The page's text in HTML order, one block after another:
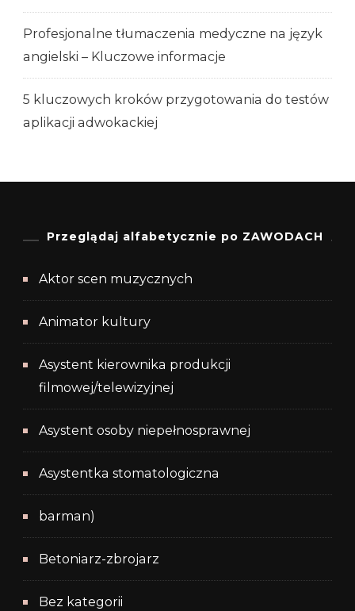
Profesjonalne tłumaczenia medyczne na język
angielski – Kluczowe informacje
5 kluczowych kroków przygotowania do testów
aplikacji adwokackiej
Przeglądaj alfabetycznie po ZAWODACH
Aktor scen muzycznych
Animator kultury
Asystent kierownika produkcji
filmowej/telewizyjnej
Asystent osoby niepełnosprawnej
Asystentka stomatologiczna
barman)
Betoniarz-zbrojarz
Bez kategorii